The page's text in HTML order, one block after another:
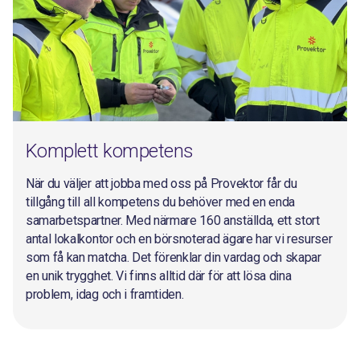
Komplett kompetens
När du väljer att jobba med oss på Provektor får du
tillgång till all kompetens du behöver med en enda
samarbetspartner. Med närmare 160 anställda, ett stort
antal lokalkontor och en börsnoterad ägare har vi resurser
som få kan matcha. Det förenklar din vardag och skapar
en unik trygghet. Vi finns alltid där för att lösa dina
problem, idag och i framtiden.